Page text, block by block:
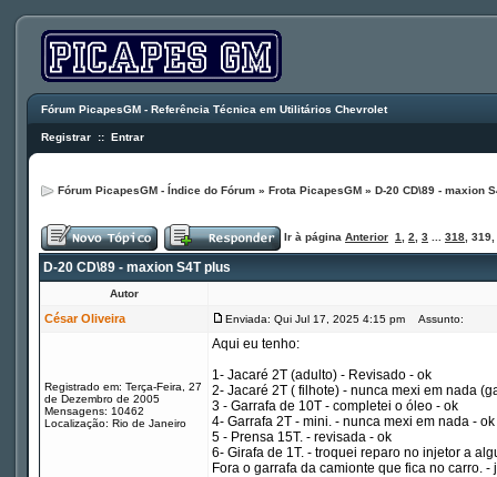
Fórum PicapesGM - Referência Técnica em Utilitários Chevrolet
Registrar :: Entrar
Fórum PicapesGM - Índice do Fórum » Frota PicapesGM » D-20 CD\89 - maxion
Ir à página Anterior 1 2 3 318 319
D-20 CD\89 - maxion S4T plus
Autor
César Oliveira Enviada: Qui Jul 17, 2025 4:15 pm Assunto:
Registrado em: Terça-Feira, 27
de Dezembro de 2005
Mensagens: 10462
Localização: Rio de Janeiro
Aqui eu tenho:
1- Jacaré 2T (adulto) - Revisado - ok
2- Jacaré 2T ( filhote) - nunca mexi em nada
3 - Garrafa de 10T - completei o óleo - ok
4- Garrafa 2T - mini. - nunca mexi em nada - ok
5 - Prensa 15T. - revisada - ok
6- Girafa de 1T. - troquei reparo no injetor a
Fora o garrafa da camionte que fica no carro. -